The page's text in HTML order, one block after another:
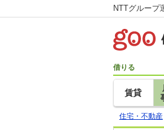
NTTグループ
借りる
賃貸
住宅・不動産